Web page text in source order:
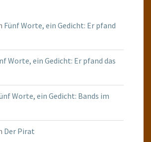
Fünf Worte, ein Gedicht: Er pfand
Worte, ein Gedicht: Er pfand das
Worte, ein Gedicht: Bands im
Der Pirat